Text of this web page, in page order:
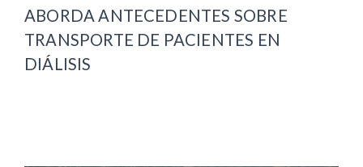
ABORDA ANTECEDENTES SOBRE
TRANSPORTE DE PACIENTES EN
DIÁLISIS